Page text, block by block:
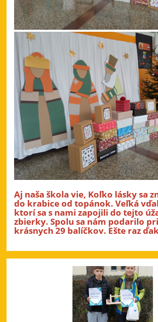
Aj naša škola vie, Koľko lásky sa
do krabice od topánok. Veľká
ktorí sa s nami zapojili do tejto
zbierky. Spolu sa nám podarilo
krásnych 29 balíčkov. Ešte raz